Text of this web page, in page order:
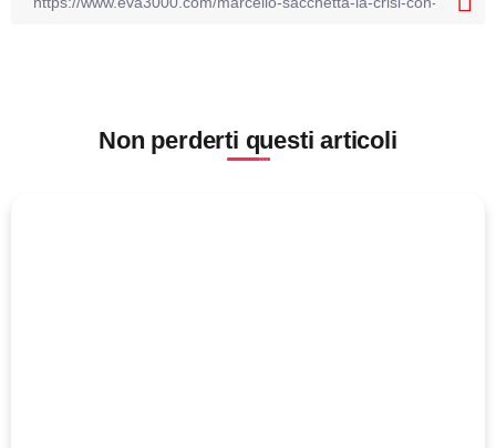
Non perderti questi articoli